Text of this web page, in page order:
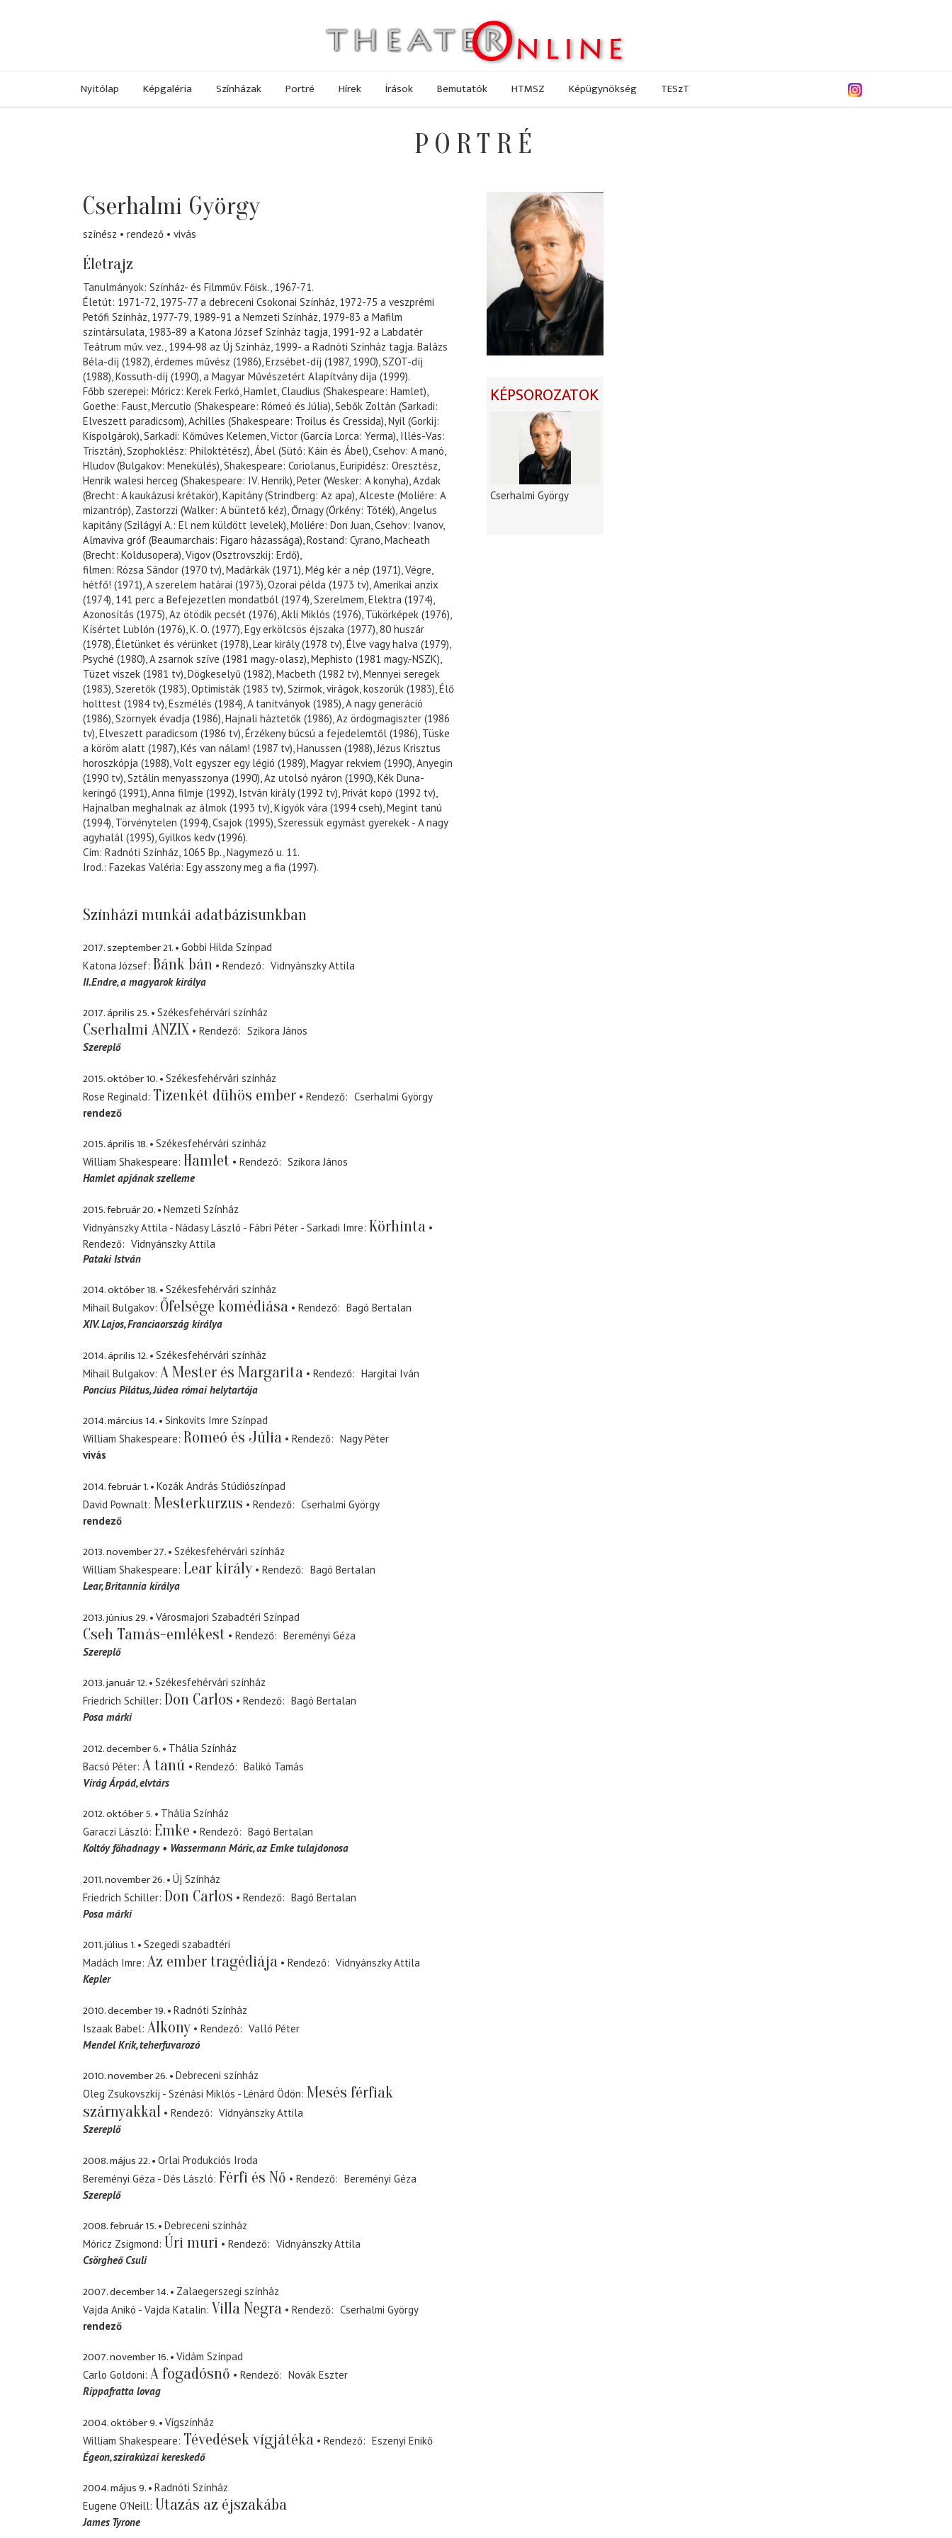
Nyitólap Képgaléria Színházak Portré Hírek Írások Bemutatók HTMSZ Képügynökség TESzT
PORTRÉ
Cserhalmi György
színész rendező vivás
Életrajz
Tanulmányok: Színház- és Filmműv. Főisk., 1967-71.
Életút: 1971-72, 1975-77 a debreceni Csokonai Színház, 1972-75 a veszprémi
Petőfi Színház, 1977-79, 1989-91 a Nemzeti Színház, 1979-83 a Mafilm
színtársulata, 1983-89 a Katona József Színház tagja, 1991-92 a Labdatér
Teátrum műv. vez., 1994-98 az Új Színház, 1999- a Radnóti Színház tagja. Balázs
Béla-díj (1982), érdemes művész (1986), Erzsébet-díj (1987, 1990), SZOT-díj
(1988), Kossuth-díj (1990), a Magyar Művészetért Alapítvány díja (1999).
Főbb szerepei: Móricz: Kerek Ferkó, Hamlet, Claudius (Shakespeare: Hamlet),
Goethe: Faust, Mercutio (Shakespeare: Rómeó és Júlia), Sebők Zoltán (Sarkadi:
Elveszett paradicsom), Achilles (Shakespeare: Troilus és Cressida), Nyil (Gorkij:
Kispolgárok), Sarkadi: Kőműves Kelemen, Victor (García Lorca: Yerma), Illés-Vas:
Trisztán), Szophoklész: Philoktétész), Ábel (Sütő: Káin és Ábel), Csehov: A manó,
Hludov (Bulgakov: Menekülés), Shakespeare: Coriolanus, Euripidész: Oresztész,
Henrik walesi herceg (Shakespeare: IV. Henrik), Peter (Wesker: A konyha), Azdak
(Brecht: A kaukázusi krétakör), Kapitány (Strindberg: Az apa), Alceste (Moliére: A
mizantróp), Zastorzzi (Walker: A büntető kéz), Őrnagy (Örkény: Tóték), Angelus
kapitány (Szilágyi A.: El nem küldött levelek), Moliére: Don Juan, Csehov: Ivanov,
Almaviva gróf (Beaumarchais: Figaro házassága), Rostand: Cyrano, Macheath
(Brecht: Koldusopera), Vigov (Osztrovszkij: Erdő),
filmen: Rózsa Sándor (1970 tv), Madárkák (1971), Még kér a nép (1971), Végre,
hétfő! (1971), A szerelem határai (1973), Ozorai példa (1973 tv), Amerikai anzix
(1974), 141 perc a Befejezetlen mondatból (1974), Szerelmem, Elektra (1974),
Azonosítás (1975), Az ötödik pecsét (1976), Akli Miklós (1976), Tükörképek (1976),
Kísértet Lublón (1976), K. O. (1977), Egy erkölcsös éjszaka (1977), 80 huszár
(1978), Életünket és vérünket (1978), Lear király (1978 tv), Élve vagy halva (1979),
Psyché (1980), A zsarnok szíve (1981 magy.-olasz), Mephisto (1981 magy.-NSZK),
Tüzet viszek (1981 tv), Dögkeselyű (1982), Macbeth (1982 tv), Mennyei seregek
(1983), Szeretők (1983), Optimisták (1983 tv), Szirmok, virágok, koszorúk (1983), Élő
holttest (1984 tv), Eszmélés (1984), A tanítványok (1985), A nagy generáció
(1986), Szörnyek évadja (1986), Hajnali háztetők (1986), Az ördögmagiszter (1986
tv), Elveszett paradicsom (1986 tv), Érzékeny búcsú a fejedelemtől (1986), Tüske
a köröm alatt (1987), Kés van nálam! (1987 tv), Hanussen (1988), Jézus Krisztus
horoszkópja (1988), Volt egyszer egy légió (1989), Magyar rekviem (1990), Anyegin
(1990 tv), Sztálin menyasszonya (1990), Az utolsó nyáron (1990), Kék Duna-
keringő (1991), Anna filmje (1992), István király (1992 tv), Privát kopó (1992 tv),
Hajnalban meghalnak az álmok (1993 tv), Kígyók vára (1994 cseh), Megint tanú
(1994), Törvénytelen (1994), Csajok (1995), Szeressük egymást gyerekek - A nagy
agyhalál (1995), Gyilkos kedv (1996).
Cím: Radnóti Színház, 1065 Bp., Nagymező u. 11.
Irod.: Fazekas Valéria: Egy asszony meg a fia (1997).
Színházi munkái adatbázisunkban
2017. szeptember 21.
Gobbi Hilda Színpad
Katona József Bánk bán Rendező
Vidnyánszky Attila
II.Endre a magyarok királya
2017. április 25. Székesfehérvári színház
Cserhalmi ANZIX Rendező
Szikora János
Szereplő
2015. október 10.
Székesfehérvári színház
Rose Reginald Tizenkét dühös ember Rendező
Cserhalmi György
rendező
2015. április 18.
Székesfehérvári színház
William Shakespeare Hamlet Rendező
Szikora János
Hamlet apjának szelleme
2015. február 20.
Nemzeti Színház
Vidnyánszky Attila - Nádasy László - Fábri Péter - Sarkadi Imre Körhinta
Rendező
Vidnyánszky Attila
Pataki István
2014. október 18.
Székesfehérvári színház
Mihail Bulgakov Őfelsége komédiása Rendező
Bagó Bertalan
XIV. Lajos Franciaország királya
2014. április 12.
Székesfehérvári színház
Mihail Bulgakov A Mester és Margarita Rendező
Hargitai Iván
Poncius Pilátus Júdea római helytartója
2014. március 14.
Sinkovits Imre Színpad
William Shakespeare Romeó és Júlia Rendező
Nagy Péter
vivás
2014. február 1.
Kozák András Stúdiószínpad
David Pownalt Mesterkurzus Rendező
Cserhalmi György
rendező
2013. november 27.
Székesfehérvári színház
William Shakespeare Lear király Rendező
Bagó Bertalan
Lear Britannia királya
2013. június 29. Városmajori Szabadtéri Színpad
Cseh Tamás-emlékest Rendező
Bereményi Géza
Szereplő
2013. január 12.
Székesfehérvári színház
Friedrich Schiller Don Carlos Rendező
Bagó Bertalan
Posa márki
2012. december 6.
Thália Színház
Bacsó Péter A tanú Rendező
Balikó Tamás
Virág Árpád elvtárs
2012. október 5.
Thália Színház
Garaczi László Emke Rendező
Bagó Bertalan
Koltóy főhadnagy
Wassermann Móric az Emke tulajdonosa
2011. november 26.
Új Színház
Friedrich Schiller Don Carlos Rendező
Bagó Bertalan
Posa márki
2011. július 1.
Szegedi szabadtéri
Madách Imre Az ember tragédiája Rendező
Vidnyánszky Attila
Kepler
2010. december 19.
Radnóti Színház
Iszaak Babel Alkony Rendező
Valló Péter
Mendel Krik teherfuvarozó
2010. november 26.
Debreceni színház
Oleg Zsukovszkij - Szénási Miklós - Lénárd Ödön Mesés férfiak
szárnyakkal
Rendező
Vidnyánszky Attila
Szereplő
2008. május 22.
Orlai Produkciós Iroda
Bereményi Géza - Dés László Férfi és Nő Rendező
Bereményi Géza
Szereplő
2008. február 15.
Debreceni színház
Móricz Zsigmond Úri muri Rendező
Vidnyánszky Attila
Csörgheő Csuli
2007. december 14.
Zalaegerszegi színház
Vajda Anikó - Vajda Katalin Villa Negra Rendező
Cserhalmi György
rendező
2007. november 16.
Vidám Színpad
Carlo Goldoni A fogadósnő Rendező
Novák Eszter
Rippafratta lovag
2004. október 9.
Vígszínház
William Shakespeare Tévedések vígjátéka Rendező
Eszenyi Enikő
Égeon szirakúzai kereskedő
2004. május 9.
Radnóti Színház
Eugene O'Neill Utazás az éjszakába
James Tyrone
KÉPSOROZATOK
Cserhalmi György